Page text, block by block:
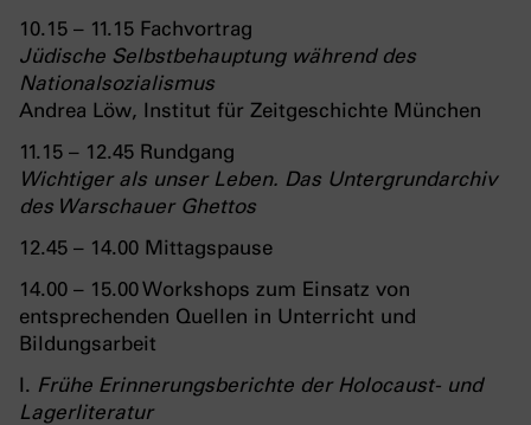
10.15 – 11.15 Fachvortrag
Jüdische Selbstbehauptung während des
Nationalsozialismus
Andrea Löw, Institut für Zeitgeschichte München
11.15 – 12.45 Rundgang
Wichtiger als unser Leben. Das Untergrundarchiv
des Warschauer Ghettos
12.45 – 14.00 Mittagspause
14.00 – 15.00 Workshops zum Einsatz von
entsprechenden Quellen in Unterricht und
Bildungsarbeit
I. Frühe Erinnerungsberichte der Holocaust- und
Lagerliteratur